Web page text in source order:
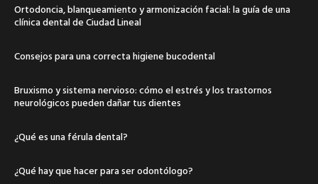
Ortodoncia, blanqueamiento y armonización facial: la guía de una
clínica dental de Ciudad Lineal
Consejos para una correcta higiene bucodental
Bruxismo y sistema nervioso: cómo el estrés y los trastornos
neurológicos pueden dañar tus dientes
¿Qué es una férula dental?
¿Qué hay que hacer para ser odontólogo?